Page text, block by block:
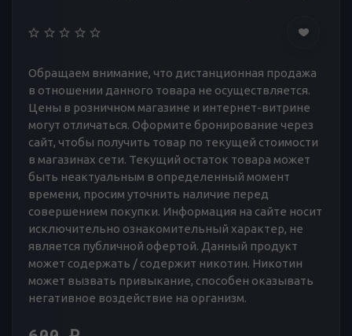
Обращаем внимание, что дистанционная продажа
в отношении данного товара не осуществляется.
Цены в розничном магазине и интернет-витрине
могут отличаться. Оформите бронирование через
сайт, чтобы получить товар по текущей стоимости
в магазинах сети. Текущий остаток товара может
быть неактуальным в определенный момент
времени, просим уточнить наличие перед
совершением покупки. Информация на сайте носит
исключительно ознакомительный характер, не
является публичной офертой. Данный продукт
может содержать / содержит никотин. Никотин
может вызвать привыкание, способен оказывать
негативное воздействие на организм.